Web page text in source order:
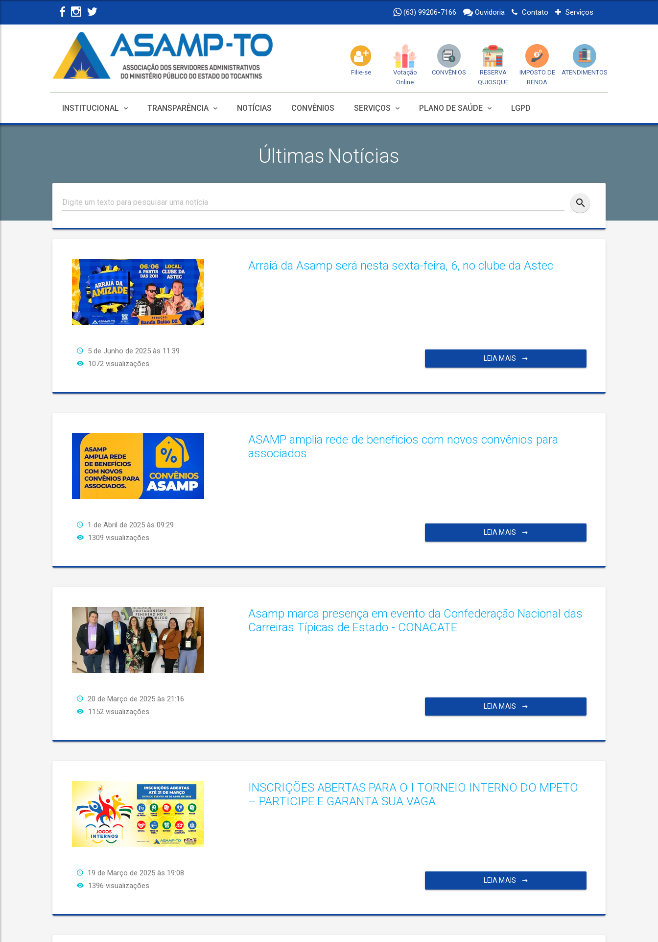
(63) 99206-7166 Ouvidoria Contato Serviços
Filie-se
Votação
Online
CONVÊNIOS
RESERVA
QUIOSQUE
IMPOSTO DE
RENDA
ATENDIMENTOS
INSTITUCIONAL TRANSPARÊNCIA NOTÍCIAS CONVÊNIOS SERVIÇOS PLANO DE SAÚDE LGPD
Últimas Notícias
Arraiá da Asamp será nesta sexta-feira, 6, no clube da Astec
5 de Junho de 2025 às 11:39
1072 visualizações
LEIA MAIS
ASAMP amplia rede de benefícios com novos convênios para
associados
1 de Abril de 2025 às 09:29
1309 visualizações
LEIA MAIS
Asamp marca presença em evento da Confederação Nacional das
Carreiras Típicas de Estado - CONACATE
20 de Março de 2025 às 21:16
1152 visualizações
LEIA MAIS
INSCRIÇÕES ABERTAS PARA O I TORNEIO INTERNO DO MPETO
– PARTICIPE E GARANTA SUA VAGA
19 de Março de 2025 às 19:08
1396 visualizações
LEIA MAIS